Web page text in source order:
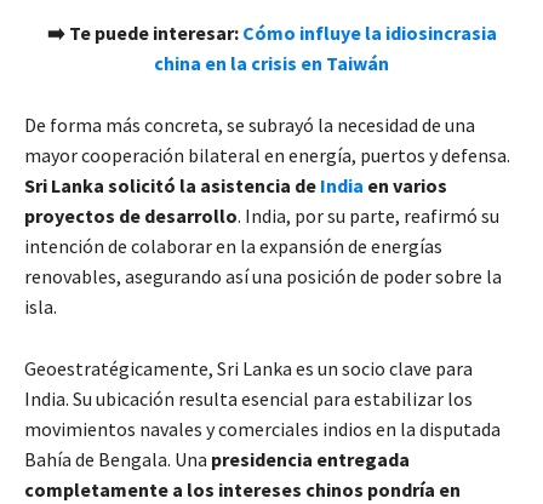
➡️ Te puede interesar: Cómo influye la idiosincrasia
china en la crisis en Taiwán
De forma más concreta, se subrayó la necesidad de una
mayor cooperación bilateral en energía, puertos y defensa.
Sri Lanka solicitó la asistencia de India en varios
proyectos de desarrollo. India, por su parte, reafirmó su
intención de colaborar en la expansión de energías
renovables, asegurando así una posición de poder sobre la
isla.
Geoestratégicamente, Sri Lanka es un socio clave para
India. Su ubicación resulta esencial para estabilizar los
movimientos navales y comerciales indios en la disputada
Bahía de Bengala. Una presidencia entregada
completamente a los intereses chinos pondría en